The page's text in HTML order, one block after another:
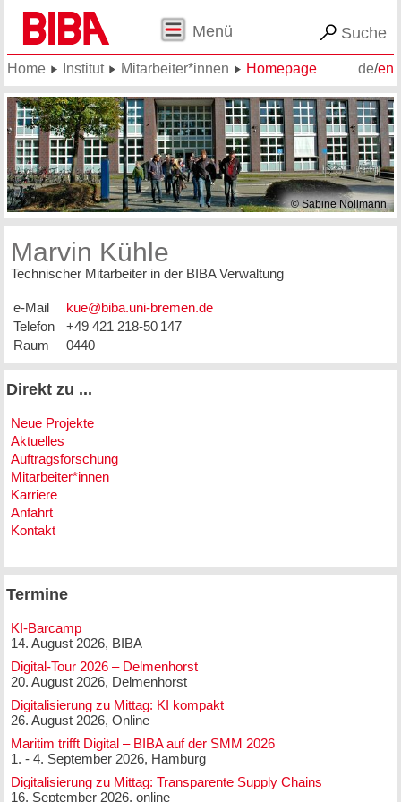
Menü Suche
de/en
Home Institut Mitarbeiter*innen Homepage
© Sabine Nollmann
Marvin Kühle
Technischer Mitarbeiter in der BIBA Verwaltung
e-Mail
Telefon
+49 421 218-50 147
Raum
0440
Direkt zu ...
Neue Projekte
Aktuelles
Auftragsforschung
Mitarbeiter*innen
Karriere
Anfahrt
Kontakt
Termine
KI-Barcamp
14. August 2026, BIBA
Digital-Tour 2026 – Delmenhorst
20. August 2026, Delmenhorst
Digitalisierung zu Mittag: KI kompakt
26. August 2026, Online
Maritim trifft Digital – BIBA auf der SMM 2026
1. - 4. September 2026, Hamburg
Digitalisierung zu Mittag: Transparente Supply Chains
16. September 2026, online